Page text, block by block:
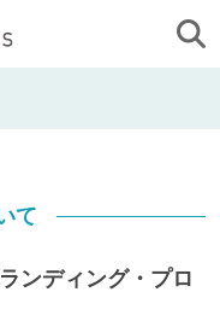
て
ンディング・プロ